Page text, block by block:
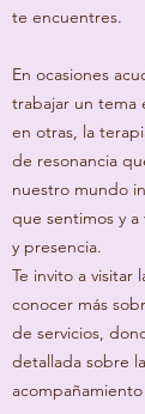
te encuentres.
En ocasiones
trabajar un tema
en otras, la
de resonancia
nuestro mundo
que sentimos y a
y presencia.
Te invito a visitar
conocer más
de servicios,
detallada sobre